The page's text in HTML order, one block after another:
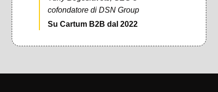
cofondatore di DSN Group
Su Cartum B2B dal 2022